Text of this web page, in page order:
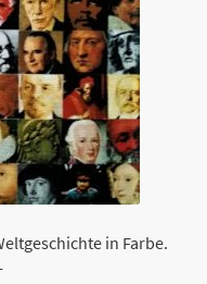
in Farbe.